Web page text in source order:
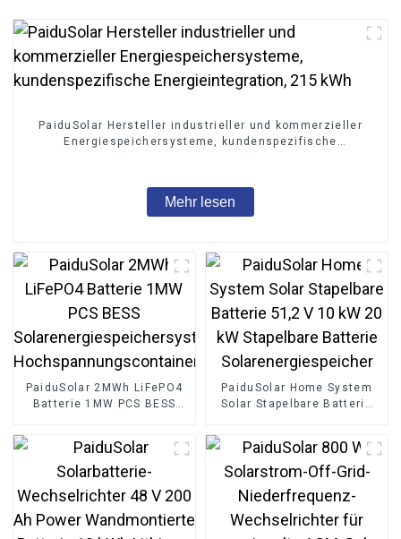
PaiduSolar Hersteller industrieller und kommerzieller
Energiespeichersysteme, kundenspezifische
Mehr lesen
PaiduSolar 2MWh LiFePO4
Batterie 1MW PCS BESS
Hochspannungscontainer
PaiduSolar Home System
Solar Stapelbare Batterie
Solarenergiespeicher